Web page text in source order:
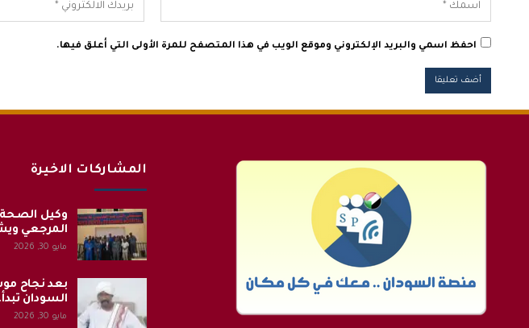
احفظ اسمي والبريد الإلكتروني وموقع الويب في هذا المتصفح للمرة الأولى التي أعلق فيها.
المشاركات الاخيرة
وكيل
المرجعي
مايو 30, 2026
السودان
مايو 30, 2026